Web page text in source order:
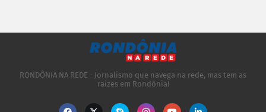
RONDÔNIA NA REDE - Jornalismo que navega na rede, mas tem as
raízes em Rondônia!